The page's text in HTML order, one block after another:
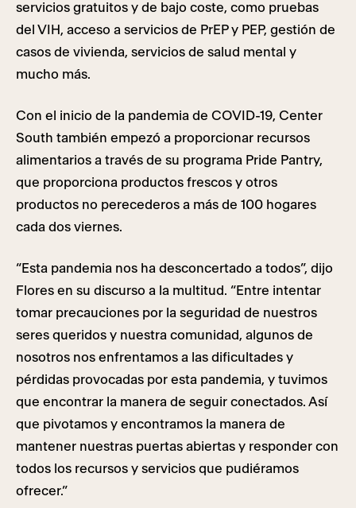
servicios gratuitos y de bajo coste, como pruebas
del VIH, acceso a servicios de PrEP y PEP, gestión de
casos de vivienda, servicios de salud mental y
mucho más.
Con el inicio de la pandemia de COVID-19, Center
South también empezó a proporcionar recursos
alimentarios a través de su programa Pride Pantry,
que proporciona productos frescos y otros
productos no perecederos a más de 100 hogares
cada dos viernes.
“Esta pandemia nos ha desconcertado a todos”, dijo
Flores en su discurso a la multitud. “Entre intentar
tomar precauciones por la seguridad de nuestros
seres queridos y nuestra comunidad, algunos de
nosotros nos enfrentamos a las dificultades y
pérdidas provocadas por esta pandemia, y tuvimos
que encontrar la manera de seguir conectados. Así
que pivotamos y encontramos la manera de
mantener nuestras puertas abiertas y responder con
todos los recursos y servicios que pudiéramos
ofrecer.”